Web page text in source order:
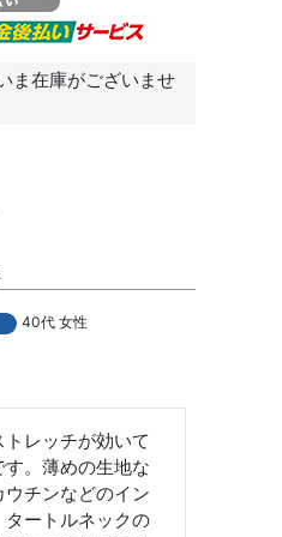
ま在庫がございませ
40代 女性
レッチが効いて
。薄めの生地な
チンなどのイン
ートルネックの